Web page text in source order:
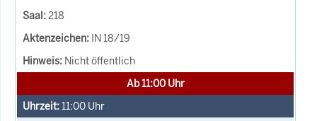
218
IN 18/19
Nicht öffentlich
Ab 11:00 Uhr
11:00 Uhr